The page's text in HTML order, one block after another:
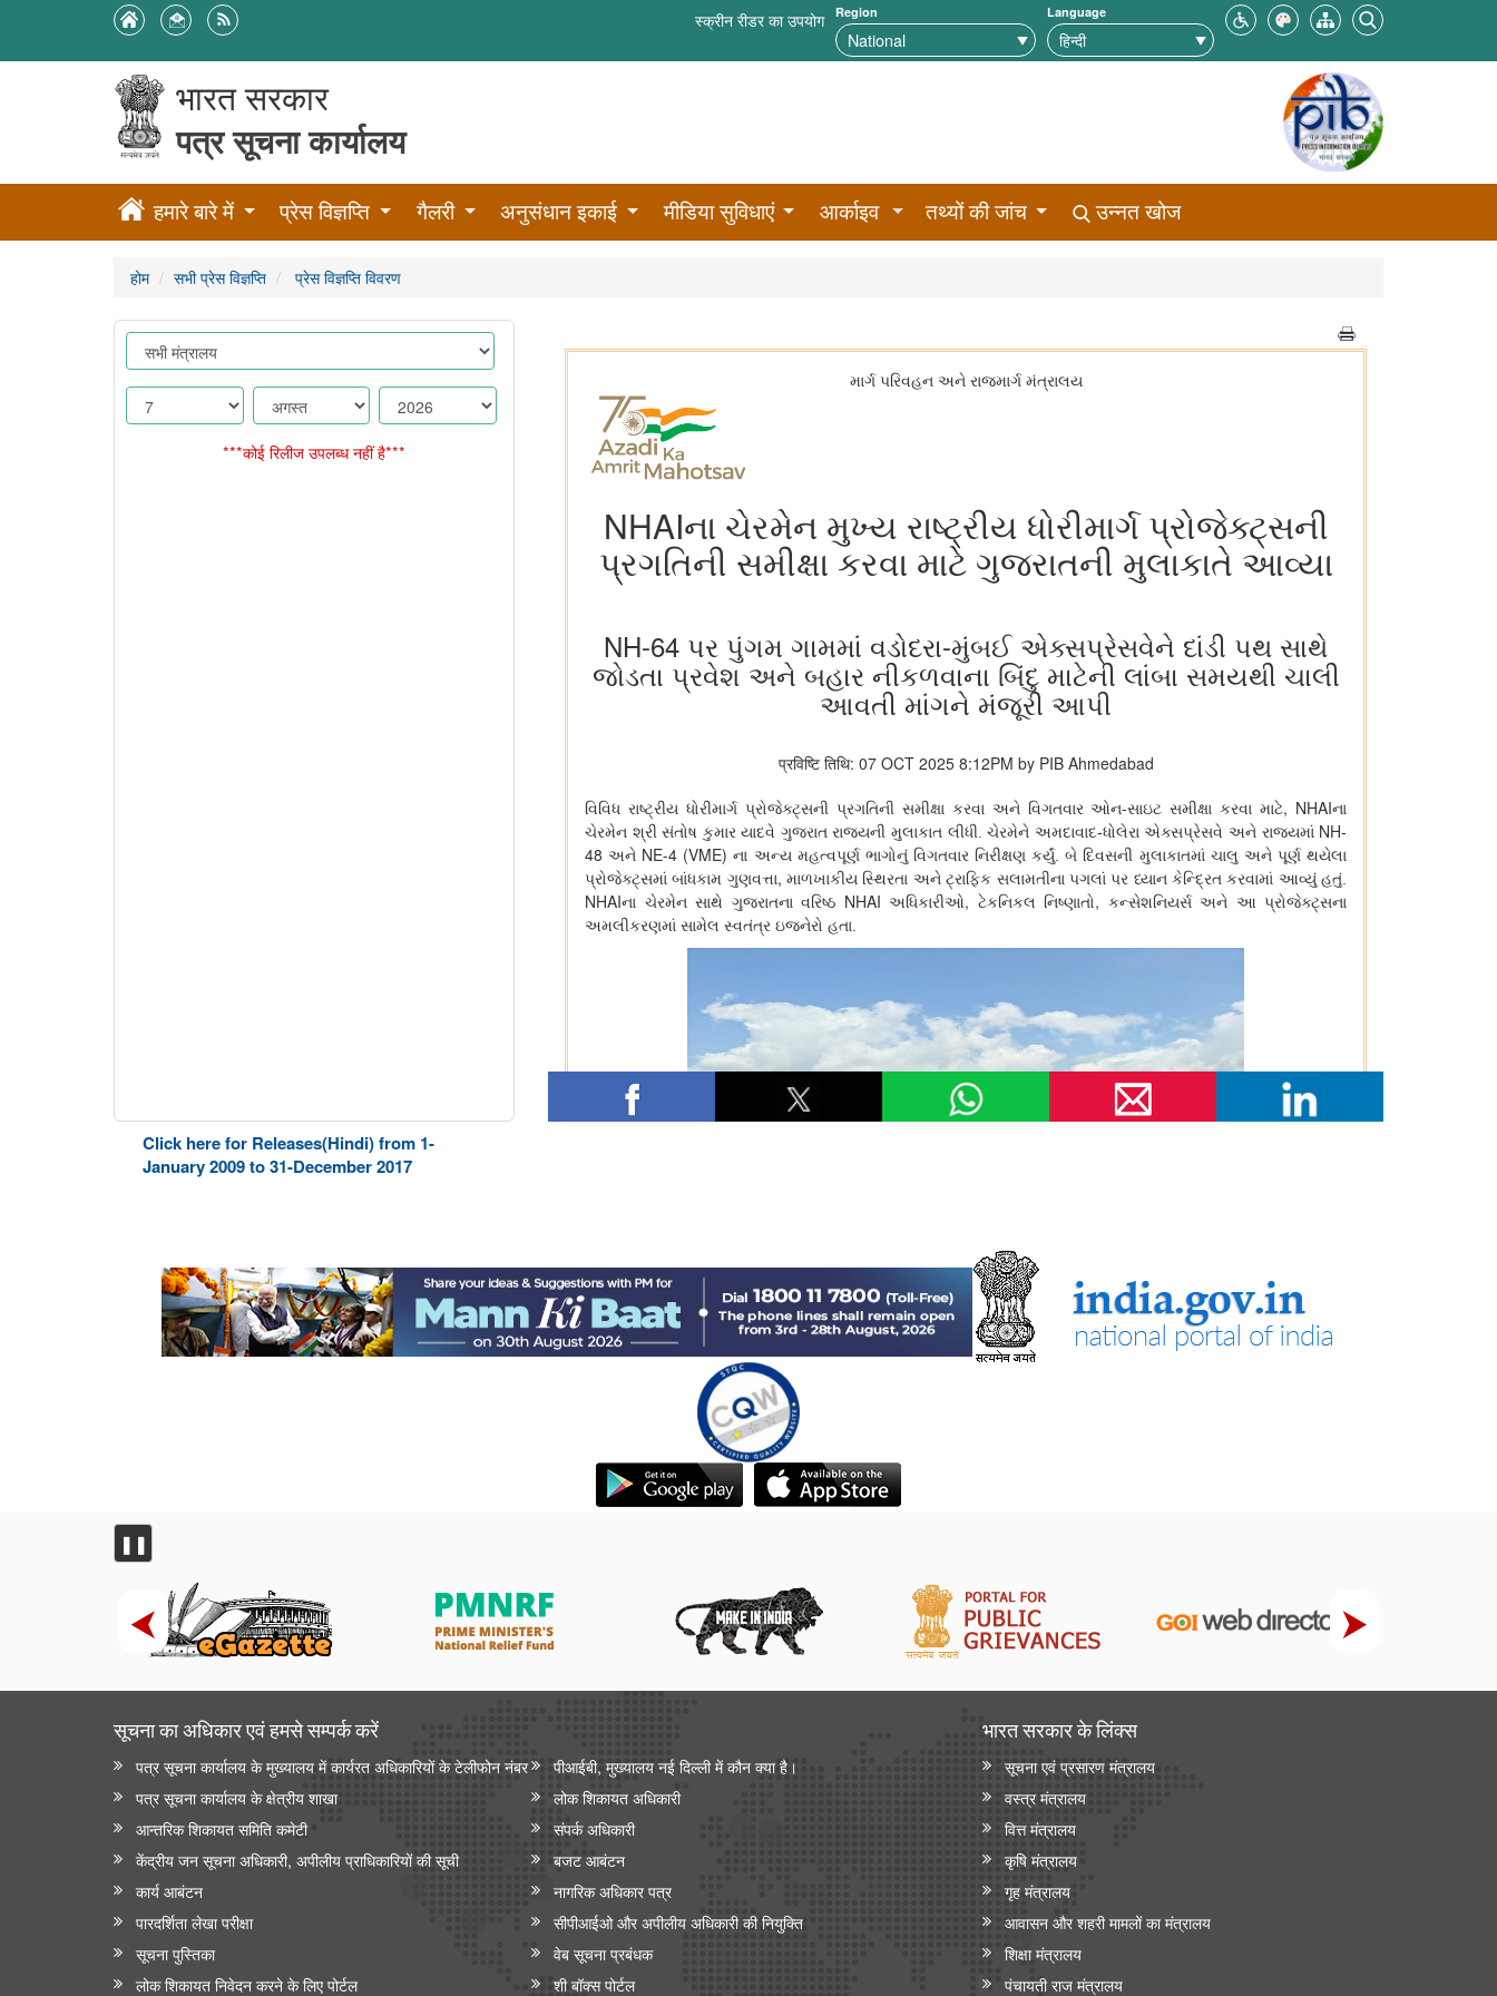
स्क्रीन रीडर का उपयोग Region Language
भारत सरकार
पत्र सूचना कार्यालय
हमारे बारे में प्रेस विज्ञप्ति गैलरी अनुसंधान इकाई मीडिया सुविधाएं आर्काइव तथ्यों की जांच उन्नत खोज
होम सभी प्रेस विज्ञप्ति प्रेस विज्ञप्ति विवरण
***कोई रिलीज उपलब्ध नहीं है***
Click here for Releases(Hindi) from 1-
January 2009 to 31-December 2017
❚❚
सूचना का अधिकार एवं हमसे सम्‍पर्क करें
पत्र सूचना कार्यालय के मुख्यालय में कार्यरत अधिकारियों के टेलीफोन नंबर
पीआईबी, मुख्यालय नई दिल्ली में कौन क्या है।
पत्र सूचना कार्यालय के क्षेत्रीय शाखा
लोक शिकायत अधिकारी
आन्‍तरिक शिकायत समिति कमेटी
संपर्क अधिकारी
केंद्रीय जन सूचना अधिकारी, अपीलीय प्राधिकारियों की सूची
बजट आबंटन
कार्य आबंटन
नागरिक अधिकार पत्र
पारदर्शिता लेखा परीक्षा
सीपीआईओ और अपी‍लीय अधिकारी की नियुक्ति
सूचना पुस्तिका
वेब सूचना प्रबंधक
लोक शिकायत निवेदन करने के लिए पोर्टल
शी बॉक्स पोर्टल
भारत सरकार के लिंक्‍स
सूचना एवं प्रसारण मंत्रालय
वस्त्र मंत्रालय
वित्त मंत्रालय
कृषि मंत्रालय
गृह मंत्रालय
आवासन और शहरी मामलों का मंत्रालय
शिक्षा मंत्रालय
पंचायती राज मंत्रालय